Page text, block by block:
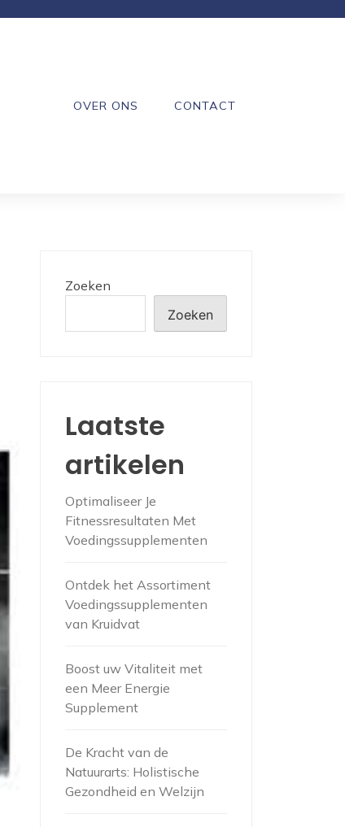
OVER ONS CONTACT
Zoeken
Zoeken
Laatste
artikelen
Optimaliseer Je
Fitnessresultaten Met
Voedingssupplementen
Ontdek het Assortiment
Voedingssupplementen
van Kruidvat
Boost uw Vitaliteit met
een Meer Energie
Supplement
De Kracht van de
Natuurarts: Holistische
Gezondheid en Welzijn